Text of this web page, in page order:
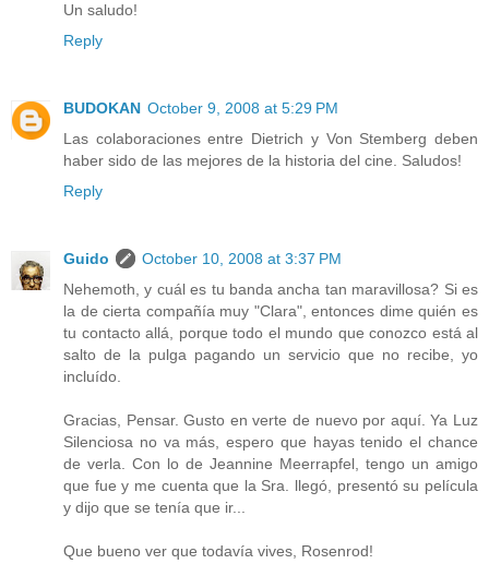
Un saludo!
Reply
BUDOKAN October 9, 2008 at 5:29 PM
Las colaboraciones entre Dietrich y Von Stemberg deben
haber sido de las mejores de la historia del cine. Saludos!
Reply
Guido
October 10, 2008 at 3:37 PM
Nehemoth, y cuál es tu banda ancha tan maravillosa? Si es
la de cierta compañía muy "Clara", entonces dime quién es
tu contacto allá, porque todo el mundo que conozco está al
salto de la pulga pagando un servicio que no recibe, yo
incluído.
Gracias, Pensar. Gusto en verte de nuevo por aquí. Ya Luz
Silenciosa no va más, espero que hayas tenido el chance
de verla. Con lo de Jeannine Meerrapfel, tengo un amigo
que fue y me cuenta que la Sra. llegó, presentó su película
y dijo que se tenía que ir...
Que bueno ver que todavía vives, Rosenrod!